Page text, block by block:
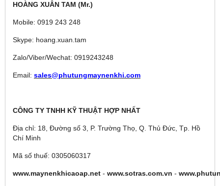
HOÀNG XUÂN TAM (Mr.)
Mobile: 0919 243 248
Skype: hoang.xuan.tam
Zalo/Viber/Wechat: 0919243248
Email: sales@phutungmaynenkhi.com
CÔNG TY TNHH KỸ THUẬT HỢP NHẤT
Địa chỉ: 18, Đường số 3, P. Trường Thọ, Q. Thủ Đức, Tp. Hồ
Chí Minh
Mã số thuế: 0305060317
www.maynenkhicaoap.net - www.sotras.com.vn -